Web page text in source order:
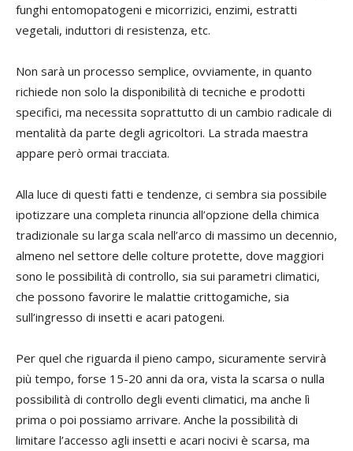
funghi entomopatogeni e micorrizici, enzimi, estratti
vegetali, induttori di resistenza, etc.
Non sarà un processo semplice, ovviamente, in quanto
richiede non solo la disponibilità di tecniche e prodotti
specifici, ma necessita soprattutto di un cambio radicale di
mentalità da parte degli agricoltori. La strada maestra
appare però ormai tracciata.
Alla luce di questi fatti e tendenze, ci sembra sia possibile
ipotizzare una completa rinuncia all’opzione della chimica
tradizionale su larga scala nell’arco di massimo un decennio,
almeno nel settore delle colture protette, dove maggiori
sono le possibilità di controllo, sia sui parametri climatici,
che possono favorire le malattie crittogamiche, sia
sull’ingresso di insetti e acari patogeni.
Per quel che riguarda il pieno campo, sicuramente servirà
più tempo, forse 15-20 anni da ora, vista la scarsa o nulla
possibilità di controllo degli eventi climatici, ma anche lì
prima o poi possiamo arrivare. Anche la possibilità di
limitare l’accesso agli insetti e acari nocivi è scarsa, ma